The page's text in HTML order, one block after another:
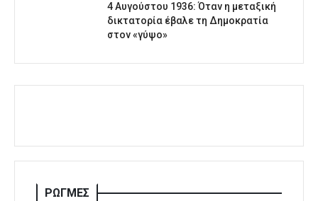
4 Αυγούστου 1936: Όταν η μεταξική
δικτατορία έβαλε τη Δημοκρατία
στον «γύψο»
ΡΩΓΜΕΣ